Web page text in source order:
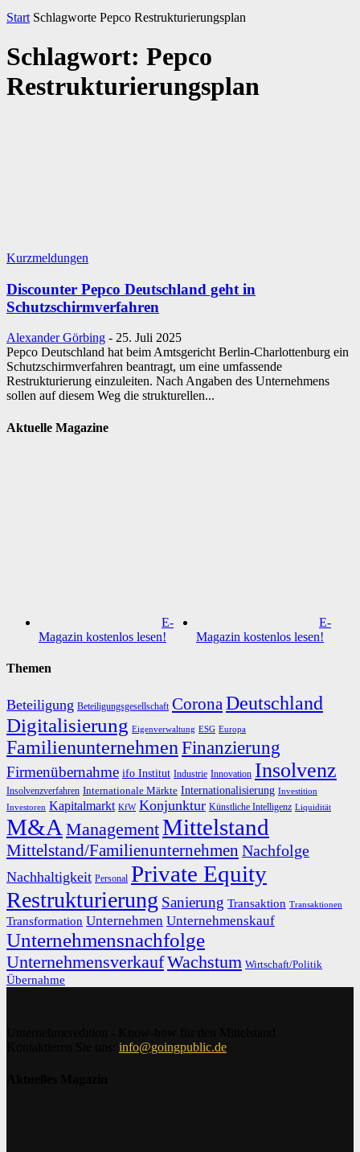
Start Schlagworte Pepco Restrukturierungsplan
Schlagwort: Pepco
Restrukturierungsplan
Kurzmeldungen
Discounter Pepco Deutschland geht in
Schutzschirmverfahren
Alexander Görbing - 25. Juli 2025
Pepco Deutschland hat beim Amtsgericht Berlin-Charlottenburg ein
Schutzschirmverfahren beantragt, um eine umfassende
Restrukturierung einzuleiten. Nach Angaben des Unternehmens
sollen auf diesem Weg die strukturellen...
Aktuelle Magazine
E-
Magazin kostenlos lesen!
E-
Magazin kostenlos lesen!
Themen
Beteiligung Beteiligungsgesellschaft CoronaDeutschland
Digitalisierung Eigenverwaltung ESG Europa
FamilienunternehmenFinanzierung
Firmenübernahme ifo Institut Industrie Innovation Insolvenz
Insolvenzverfahren Internationale Märkte Internationalisierung Investition
Investoren Kapitalmarkt KfW Konjunktur Künstliche Intelligenz Liquidität
M&A ManagementMittelstand
Mittelstand/Familienunternehmen Nachfolge
Nachhaltigkeit Personal Private Equity
Restrukturierung Sanierung Transaktion Transaktionen
Transformation Unternehmen Unternehmenskauf
Unternehmensnachfolge
UnternehmensverkaufWachstum Wirtschaft/Politik
Übernahme
info@goingpublic.de